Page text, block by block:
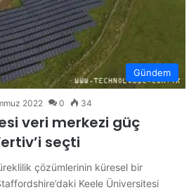
Gündem
2022 0 34
veri merkezi güç
seçti
çözümlerinin küresel bir
Keele Üniversitesi